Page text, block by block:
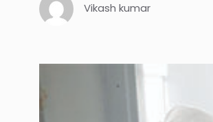
Vikash kumar